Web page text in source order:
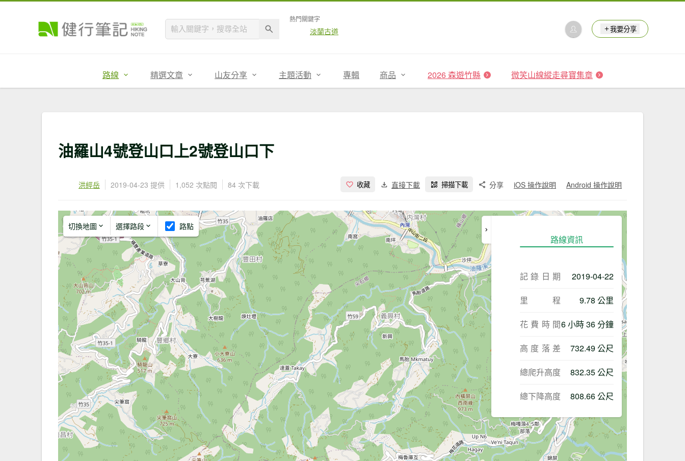
熱門關鍵字
淡蘭古道 我要分享
路線 精選文章 山友分享 主題活動 專輯 商品 2026 森遊竹縣 微笑山線縱走尋寶集章
油羅山4號登山口上2號登山口下
洪經岳 2019-04-23 提供 1,052 次點閱 84 次下載 收藏 直接下載 掃描下載 分享 iOS 操作說明 Android 操作說明
切換地圖 選擇路段 路點
路線資訊
記錄日期 2019-04-22
里程 9.78 公里
花費時間6 小時 36 分鐘
高度落差 732.49 公尺
總爬升高度 832.35 公尺
總下降高度 808.66 公尺